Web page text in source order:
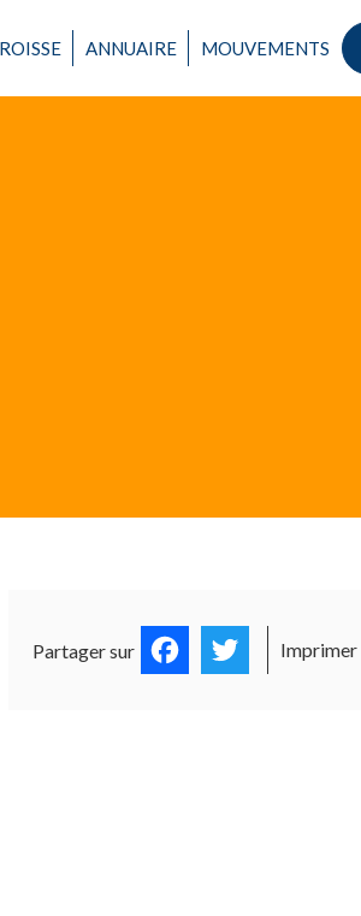
ANNUAIRE MOUVEMENTS
Un mouvement
Partager sur FacebookTwitter
Imprimer